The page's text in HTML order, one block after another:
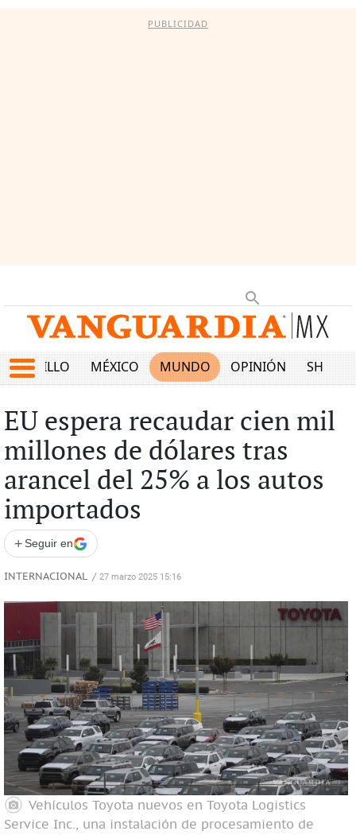
PUBLICIDAD
SALTILLO MÉXICO MUNDO OPINIÓN SHOW
EU espera recaudar cien mil
millones de dólares tras
arancel del 25% a los autos
importados
+ Seguir en
INTERNACIONAL / 27 marzo 2025 15:16
Vehículos Toyota nuevos en Toyota Logistics
Service Inc., una instalación de procesamiento de